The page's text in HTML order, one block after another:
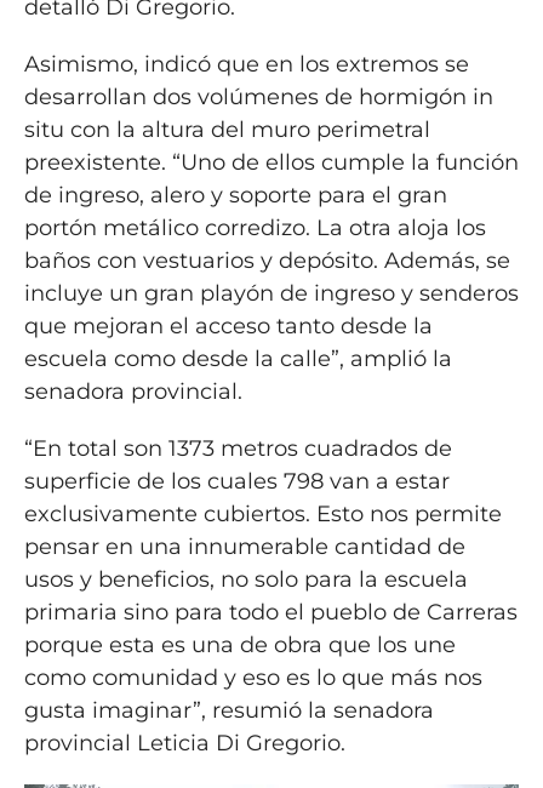
detalló Di Gregorio.
Asimismo, indicó que en los extremos se
desarrollan dos volúmenes de hormigón in
situ con la altura del muro perimetral
preexistente. “Uno de ellos cumple la función
de ingreso, alero y soporte para el gran
portón metálico corredizo. La otra aloja los
baños con vestuarios y depósito. Además, se
incluye un gran playón de ingreso y senderos
que mejoran el acceso tanto desde la
escuela como desde la calle”, amplió la
senadora provincial.
“En total son 1373 metros cuadrados de
superficie de los cuales 798 van a estar
exclusivamente cubiertos. Esto nos permite
pensar en una innumerable cantidad de
usos y beneficios, no solo para la escuela
primaria sino para todo el pueblo de Carreras
porque esta es una de obra que los une
como comunidad y eso es lo que más nos
gusta imaginar”, resumió la senadora
provincial Leticia Di Gregorio.